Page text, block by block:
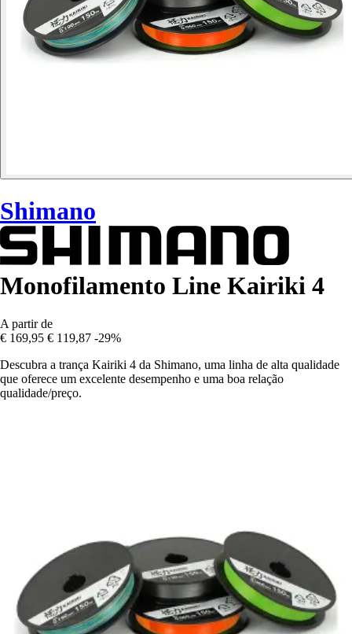
Shimano
Monofilamento Line Kairiki 4
A partir de
€ 169,95 € 119,87 -29%
Descubra a trança Kairiki 4 da Shimano, uma linha de alta qualidade
que oferece um excelente desempenho e uma boa relação
qualidade/preço.